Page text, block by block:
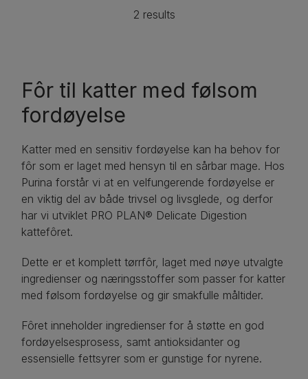
2 results
Fôr til katter med følsom
fordøyelse
Katter med en sensitiv fordøyelse kan ha behov for
fôr som er laget med hensyn til en sårbar mage. Hos
Purina forstår vi at en velfungerende fordøyelse er
en viktig del av både trivsel og livsglede, og derfor
har vi utviklet PRO PLAN® Delicate Digestion
kattefôret.
Dette er et komplett tørrfôr, laget med nøye utvalgte
ingredienser og næringsstoffer som passer for katter
med følsom fordøyelse og gir smakfulle måltider.
Fôret inneholder ingredienser for å støtte en god
fordøyelsesprosess, samt antioksidanter og
essensielle fettsyrer som er gunstige for nyrene.